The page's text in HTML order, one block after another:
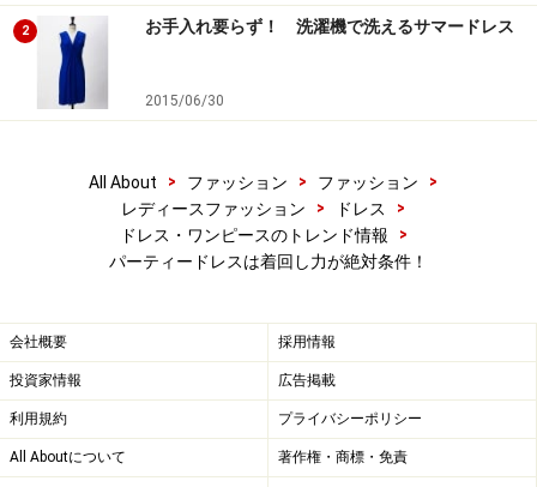
2 お手入れ要らず！ 洗濯機で洗えるサマードレス
2015/06/30
All About > ファッション > ファッション
>
レディースファッション
> ドレス
>
ドレス・ワンピースのトレンド情報
>
パーティードレスは着回し力が絶対条件！
会社概要 採用情報
投資家情報 広告掲載
利用規約 プライバシーポリシー
All Aboutについて 著作権・商標・免責